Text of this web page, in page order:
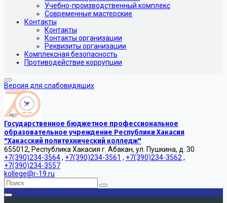
Учебно-производственный комплекс
Современные мастерские
Контакты
Контакты
Контакты организации
Реквизиты организации
Комплексная безопасность
Противодействие коррупции
Версия для слабовидящих
Государственное бюджетное профессиональное
образовательное учреждение Республики Хакасия
"Хакасский политехнический колледж"
655012, Республика Хакасия г. Абакан, ул. Пушкина, д. 30
+7(390)234-3564, +7(390)234-3561 , +7(390)234-3562 ,
+7(390)234-3557
kollege@r-19.ru